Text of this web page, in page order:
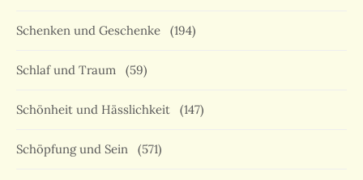
Schenken und Geschenke (194)
Schlaf und Traum (59)
Schönheit und Hässlichkeit (147)
Schöpfung und Sein (571)